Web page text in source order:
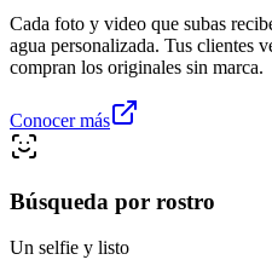
Cada foto y video que subas
agua personalizada. Tus clientes
compran los originales sin marca.
Conocer más
Búsqueda por rostro
Un selfie y listo